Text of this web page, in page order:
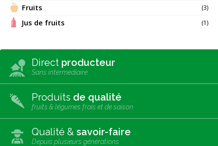
Fruits (3)
Jus de fruits (1)
Direct producteur
Sans intermediaire
Produits de qualité
fruits & légumes frais et de saison
Qualité & savoir-faire
Depuis plusieurs générations